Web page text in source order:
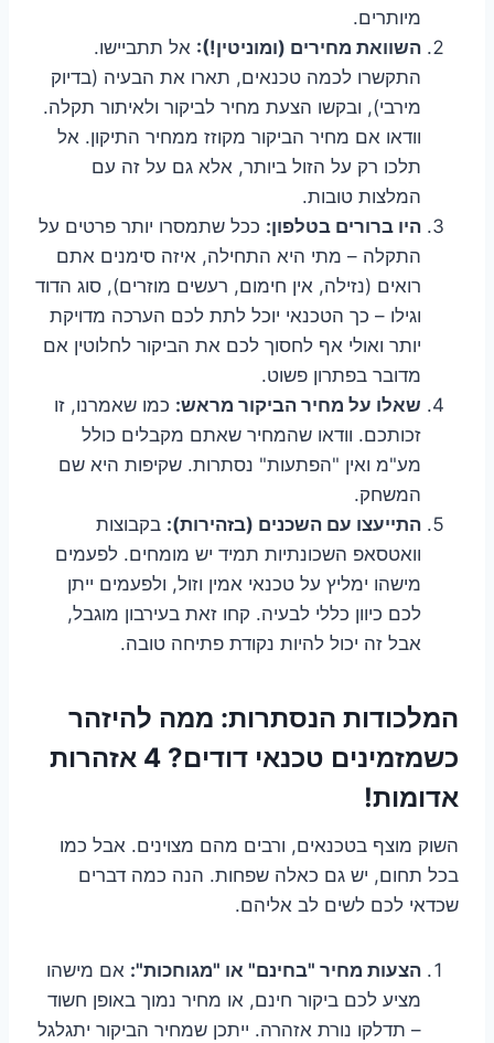
מיותרים.
השוואת מחירים (ומוניטין!): אל תתביישו.
התקשרו לכמה טכנאים, תארו את הבעיה (בדיוק
מירבי), ובקשו הצעת מחיר לביקור ולאיתור תקלה.
וודאו אם מחיר הביקור מקוזז ממחיר התיקון. אל
תלכו רק על הזול ביותר, אלא גם על זה עם
המלצות טובות.
היו ברורים בטלפון: ככל שתמסרו יותר פרטים על
התקלה – מתי היא התחילה, איזה סימנים אתם
רואים (נזילה, אין חימום, רעשים מוזרים), סוג הדוד
וגילו – כך הטכנאי יוכל לתת לכם הערכה מדויקת
יותר ואולי אף לחסוך לכם את הביקור לחלוטין אם
מדובר בפתרון פשוט.
שאלו על מחיר הביקור מראש: כמו שאמרנו, זו
זכותכם. וודאו שהמחיר שאתם מקבלים כולל
מע"מ ואין "הפתעות" נסתרות. שקיפות היא שם
המשחק.
התייעצו עם השכנים (בזהירות): בקבוצות
וואטסאפ השכונתיות תמיד יש מומחים. לפעמים
מישהו ימליץ על טכנאי אמין וזול, ולפעמים ייתן
לכם כיוון כללי לבעיה. קחו זאת בעירבון מוגבל,
אבל זה יכול להיות נקודת פתיחה טובה.
המלכודות הנסתרות: ממה להיזהר
כשמזמינים טכנאי דודים? 4 אזהרות
אדומות!
השוק מוצף בטכנאים, ורבים מהם מצוינים. אבל כמו
בכל תחום, יש גם כאלה שפחות. הנה כמה דברים
שכדאי לכם לשים לב אליהם.
הצעות מחיר "בחינם" או "מגוחכות": אם מישהו
מציע לכם ביקור חינם, או מחיר נמוך באופן חשוד
– תדלקו נורת אזהרה. ייתכן שמחיר הביקור יתגלגל